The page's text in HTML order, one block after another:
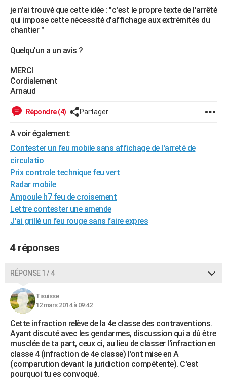
Dictionnaire
Biographies
Citations
Expressions
Proverbes
PROGRAMME TV
S'inscrire
Se connecter
Lycées
Collèges
Primaires
Universités
Entreprises
Service militaire
Avis de recherche
FORUM
Bricolage
Lifestyle
Culture
Sport
Auto
Television
Voyage
Cinema
je n'ai trouvé que cette idée : "c'est le propre texte de l'arrêté
qui impose cette nécessité d'affichage aux extrémités du
chantier "
Quelqu'un a un avis ?
MERCI
Cordialement
Arnaud
Répondre (4) Partager
A voir également:
Contester un feu mobile sans affichage de l'arreté de
circulatio
Prix controle technique feu vert
Radar mobile
Ampoule h7 feu de croisement
Lettre contester une amende
J'ai grillé un feu rouge sans faire expres
4 réponses
RÉPONSE 1 / 4
Tisuisse
12 mars 2014 à 09:42
Cette infraction relève de la 4e classe des contraventions.
Ayant discuté avec les gendarmes, discussion qui a dû être
musclée de ta part, ceux ci, au lieu de classer l'infraction en
classe 4 (infraction de 4e classe) l'ont mise en A
(comparution devant la juridiction compétente). C'est
pourquoi tu es convoqué.